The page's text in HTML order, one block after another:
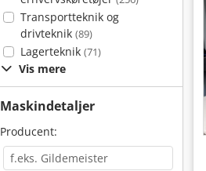
Transportteknik og
drivteknik (89)
Lagerteknik (71)
Vis mere
Maskindetaljer
Producent: